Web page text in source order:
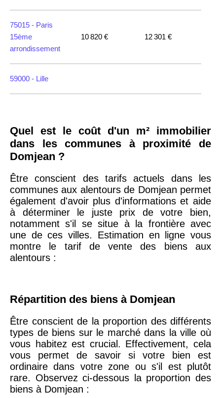
75015 - Paris
15ème
arrondissement
10 820 € 12 301 €
59000 - Lille
75018 -
Paris
arrondissement
11 322 €
75020 -Paris
20ème
arrondissement
9 623 € 11 141 €
75019 -Paris
19ème
51100 -Reims 3 036 € 2 667 €
75013 - Paris
13ème
arrondissement
10 073 € 11 085 €
76600 - Le Havre 2 455 € 2 453 €
Quel est le coût d'un m² immobilier
dans les communes à proximité de
Domjean ?
Être conscient des tarifs actuels dans les
communes aux alentours de Domjean permet
également d'avoir plus d'informations et aide
à déterminer le juste prix de votre bien,
notamment s'il se situe à la frontière avec
une de ces villes. Estimation en ligne vous
montre le tarif de vente des biens aux
alentours :
Répartition des biens à Domjean
Être conscient de la proportion des différents
types de biens sur le marché dans la ville où
vous habitez est crucial. Effectivement, cela
vous permet de savoir si votre bien est
ordinaire dans votre zone ou s'il est plutôt
rare. Observez ci-dessous la proportion des
biens à Domjean :